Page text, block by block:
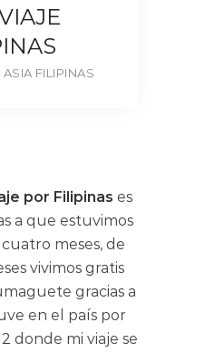
ASIA FILIPINAS
por Filipinas es
a que estuvimos
meses, de
vivimos gratis
gracias a
en el país por
donde mi viaje se